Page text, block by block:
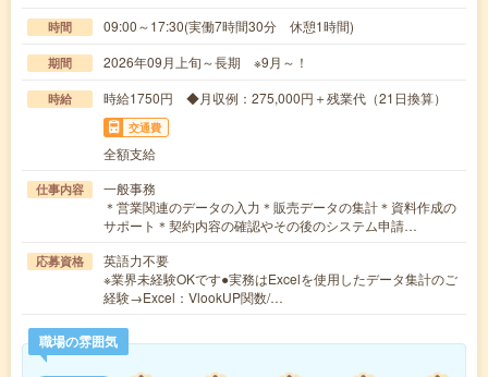
時間 09:00～17:30(実働7時間30分 休憩1時間)
期間 2026年09月上旬～長期 ※9月～！
時給 時給1750円 ◆月収例：275,000円＋残業代（21日換算）
交通費
全額支給
仕事内容
一般事務
＊営業関連のデータの入力＊販売データの集計＊資料作成の
サポート＊契約内容の確認やその後のシステム申請…
応募資格
英語力不要
※業界未経験OKです●実務はExcelを使用したデータ集計のご
経験→Excel：VlookUP関数/…
職場の雰囲気